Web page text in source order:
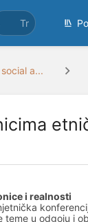
a...
i realnosti
u odgoju i